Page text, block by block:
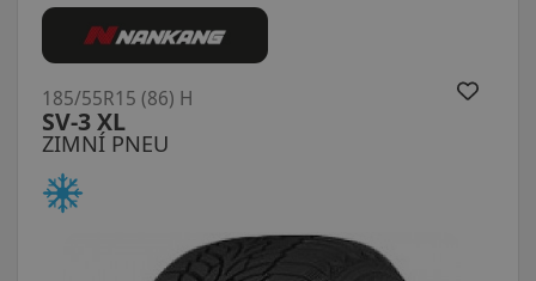
ZIMNÍ PNEU
SV-3 XL
185/55R15 (86) H